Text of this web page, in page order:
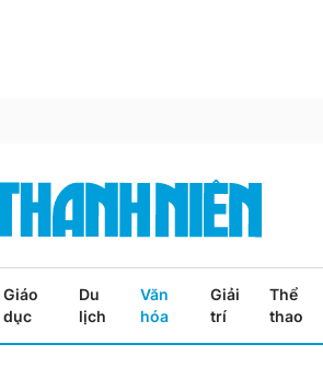
Giáo
dục
Du
lịch
Văn
hóa
Giải
trí
Thể
thao